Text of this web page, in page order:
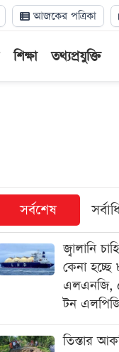
আজকের পত্রিকা
শিক্ষা তথ্যপ্রযুক্তি
সর্বশেষ
জ্বালানি
কেনা হচ্ছে
এলএনজি,
টন
তিস্তার